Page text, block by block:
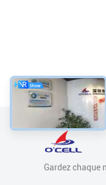
Gardez chaque